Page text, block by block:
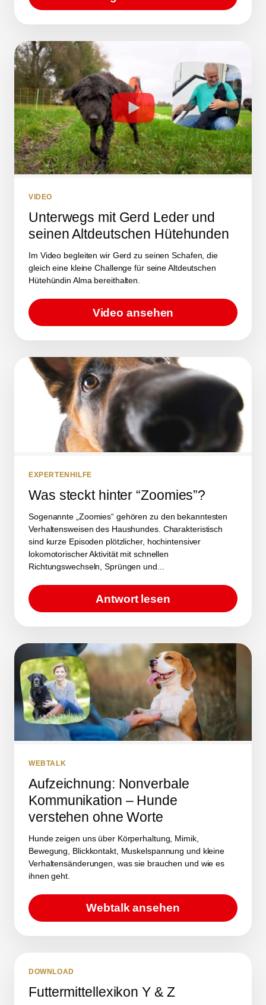
VIDEO
Unterwegs mit Gerd Leder und
seinen Altdeutschen Hütehunden
Im Video begleiten wir Gerd zu seinen Schafen, die
gleich eine kleine Challenge für seine Altdeutschen
Hütehündin Alma bereithalten.
Video ansehen
EXPERTENHILFE
Was steckt hinter “Zoomies”?
Sogenannte „Zoomies“ gehören zu den bekanntesten
Verhaltensweisen des Haushundes. Charakteristisch
sind kurze Episoden plötzlicher, hochintensiver
lokomotorischer Aktivität mit schnellen
Richtungswechseln, Sprüngen und...
Antwort lesen
WEBTALK
Aufzeichnung: Nonverbale
Kommunikation – Hunde
verstehen ohne Worte
Hunde zeigen uns über Körperhaltung, Mimik,
Bewegung, Blickkontakt, Muskelspannung und kleine
Verhaltensänderungen, was sie brauchen und wie es
ihnen geht.
Webtalk ansehen
DOWNLOAD
Futtermittellexikon Y & Z